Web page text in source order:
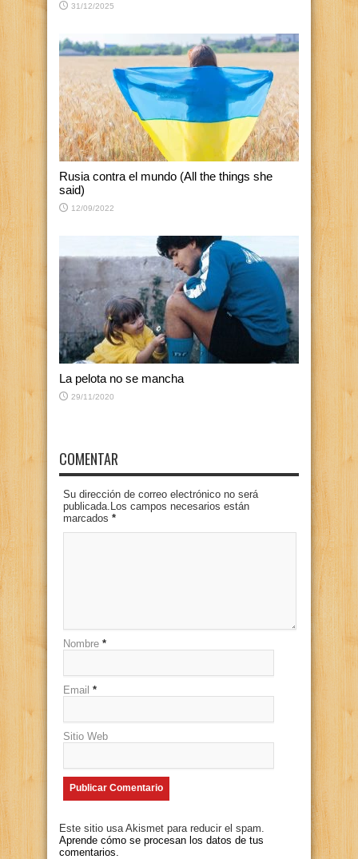
31/12/2025
Rusia contra el mundo (All the things she
said)
12/09/2022
La pelota no se mancha
29/11/2020
COMENTAR
Su dirección de correo electrónico no será
publicada.Los campos necesarios están
marcados *
Nombre *
Email *
Sitio Web
Este sitio usa Akismet para reducir el spam.
Aprende cómo se procesan los datos de tus
comentarios.